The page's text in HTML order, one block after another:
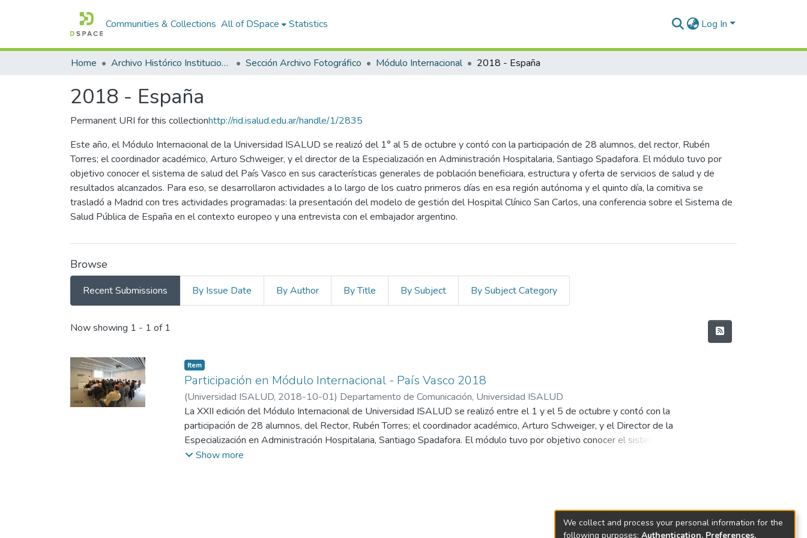
Communities & Collections All of DSpace Statistics Log In
Home Archivo Histórico Institucional Sección Archivo Fotográfico Módulo Internacional 2018 - España
2018 - España
Permanent URI for this collectionhttp://rid.isalud.edu.ar/handle/1/2835
Este año, el Módulo Internacional de la Universidad ISALUD se realizó del 1° al 5 de octubre y contó con la participación de 28 alumnos, del rector, Rubén
Torres; el coordinador académico, Arturo Schweiger, y el director de la Especialización en Administración Hospitalaria, Santiago Spadafora. El módulo tuvo por
objetivo conocer el sistema de salud del País Vasco en sus características generales de población beneficiara, estructura y oferta de servicios de salud y de
resultados alcanzados. Para eso, se desarrollaron actividades a lo largo de los cuatro primeros días en esa región autónoma y el quinto día, la comitiva se
trasladó a Madrid con tres actividades programadas: la presentación del modelo de gestión del Hospital Clínico San Carlos, una conferencia sobre el Sistema de
Salud Pública de España en el contexto europeo y una entrevista con el embajador argentino.
Browse
Recent Submissions By Issue Date By Author By Title By Subject By Subject Category
Recent Submissions
Now showing 1 - 1 of 1
Item
Participación en Módulo Internacional - País Vasco 2018
(Universidad ISALUD, 2018-10-01) Departamento de Comunicación, Universidad ISALUD
La XXII edición del Módulo Internacional de Universidad ISALUD se realizó entre el 1 y el 5 de octubre y contó con la
participación de 28 alumnos, del Rector, Rubén Torres; el coordinador académico, Arturo Schweiger, y el Director de la
Especialización en Administración Hospitalaria, Santiago Spadafora. El módulo tuvo por objetivo conocer el sistema de
salud del País Vasco en sus características generales de población beneficiara, estructura y oferta de servicios de salud
Show more
We collect and process your personal information for the
following purposes: Authentication, Preferences,